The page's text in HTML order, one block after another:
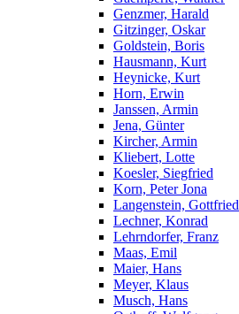
Genzmer, Harald
Gitzinger, Oskar
Goldstein, Boris
Hausmann, Kurt
Heynicke, Kurt
Horn, Erwin
Janssen, Armin
Jena, Günter
Kircher, Armin
Kliebert, Lotte
Koesler, Siegfried
Korn, Peter Jona
Langenstein, Gottfried
Lechner, Konrad
Lehrndorfer, Franz
Maas, Emil
Maier, Hans
Meyer, Klaus
Musch, Hans